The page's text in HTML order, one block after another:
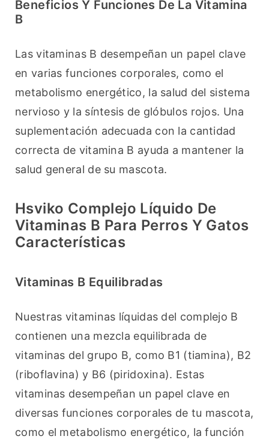
Beneficios Y Funciones De La Vitamina
B
Las vitaminas B desempeñan un papel clave
en varias funciones corporales, como el
metabolismo energético, la salud del sistema
nervioso y la síntesis de glóbulos rojos. Una
suplementación adecuada con la cantidad
correcta de vitamina B ayuda a mantener la
salud general de su mascota.
Hsviko Complejo Líquido De
Vitaminas B Para Perros Y Gatos
Características
Vitaminas B Equilibradas
Nuestras vitaminas líquidas del complejo B
contienen una mezcla equilibrada de
vitaminas del grupo B, como B1 (tiamina), B2
(riboflavina) y B6 (piridoxina). Estas
vitaminas desempeñan un papel clave en
diversas funciones corporales de tu mascota,
como el metabolismo energético, la función